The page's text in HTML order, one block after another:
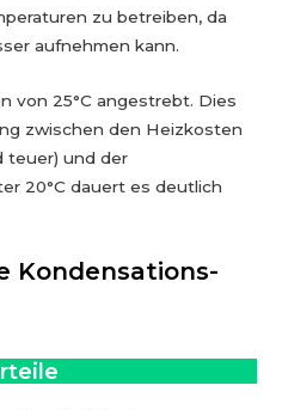
zu betreiben, da
aufnehmen kann.
von 25°C angestrebt. Dies
zwischen den Heizkosten
teuer) und der
20°C dauert es deutlich
Kondensations-